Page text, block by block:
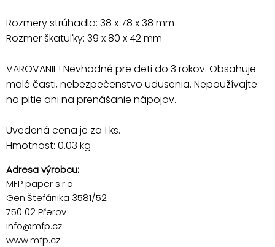
Rozmery strúhadla: 38 x 78 x 38 mm
Rozmer škatuľky: 39 x 80 x 42 mm
VAROVANIE! Nevhodné pre deti do 3 rokov. Obsahuje
malé časti, nebezpečenstvo udusenia. Nepoužívajte
na pitie ani na prenášanie nápojov.
Uvedená cena je za 1 ks.
Hmotnosť: 0.03 kg
Adresa výrobcu:
MFP paper s.r.o.
Gen.Štefánika 3581/52
750 02 Přerov
info@mfp.cz
www.mfp.cz